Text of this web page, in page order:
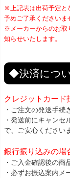
※上記表は出荷予定と
予めご了承くださいま
※メーカーからのお取
知らせいたします。
◆決済につ
クレジットカード
・ご注文の発送手続
・発送前にキャン
で、ご安心ください
銀行振り込みの場
・ご入金確認後の商
・必ずお振込案内メ